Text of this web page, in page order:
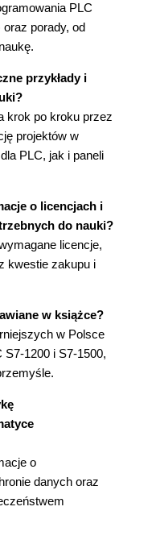
sterownika
PLC
PLC
naukę
- podstawowe
- tagi
zmiennych
wyjściowa
i pierwszy program
oraz XOR
AND & OR
PLC
porady, od
przykłady i
krok po kroku przez
projektów w
PLC, jak i paneli
o licencjach i
do nauki?
licencje,
kwestie zakupu i
w książce?
w Polsce
1200 i S7-1500,
o
danych oraz